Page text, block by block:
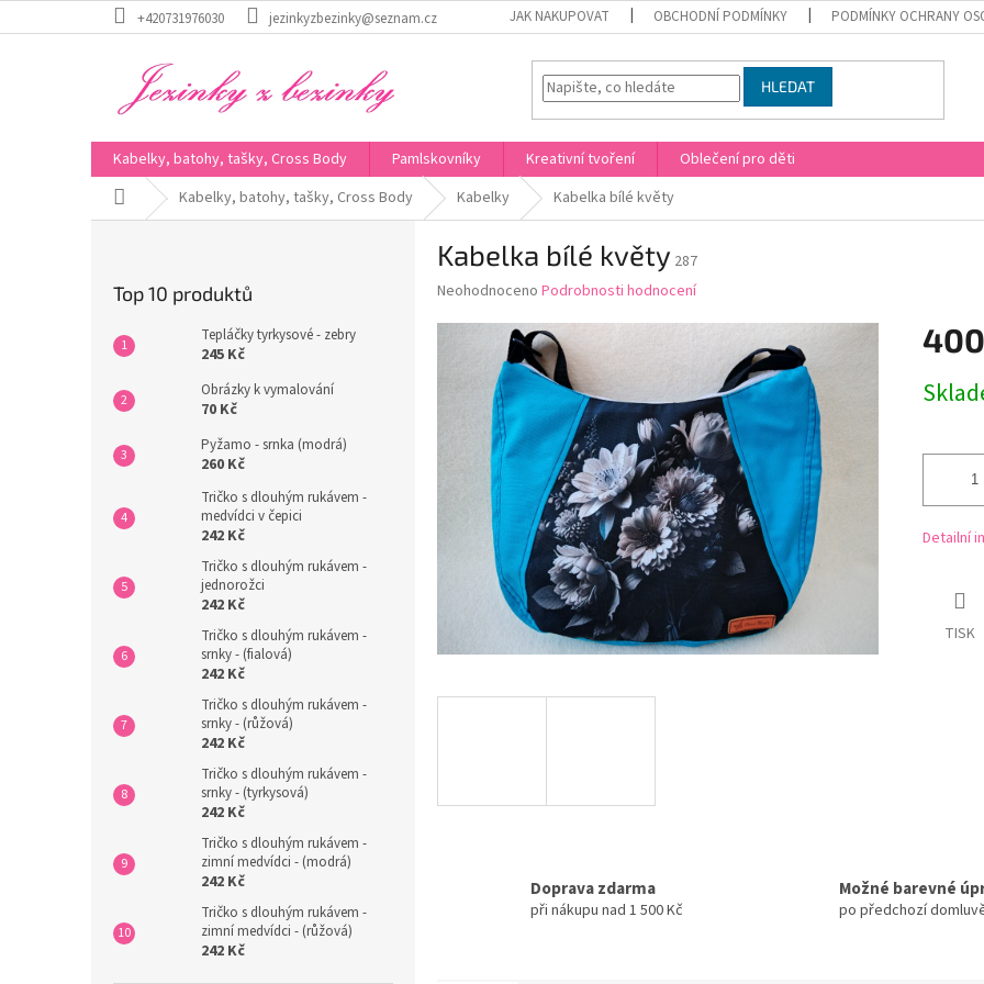
na
+420731976030 jezinkyzbezinky@seznam.cz JAK NAKUPOVAT OBCHODNÍ PODMÍNKY PODMÍNKY OCHRANY
HLEDAT
Kabelky, batohy, tašky, Cross Body Pamlskovníky Kreativní tvoření
Oblečení pro děti
Domů Kabelky, batohy, tašky, Cross Body Kabelky Kabelka bílé květy
Top 10 produktů
Tepláčky tyrkysové - zebry
245 Kč
Obrázky k vymalování
70 Kč
Pyžamo - srnka (modrá)
260 Kč
Tričko s dlouhým rukávem -
medvídci v čepici
242 Kč
Tričko s dlouhým rukávem -
jednorožci
242 Kč
Tričko s dlouhým rukávem -
srnky - (fialová)
242 Kč
Tričko s dlouhým rukávem -
srnky - (růžová)
242 Kč
Tričko s dlouhým rukávem -
srnky - (tyrkysová)
242 Kč
Tričko s dlouhým rukávem -
zimní medvídci - (modrá)
242 Kč
Tričko s dlouhým rukávem -
zimní medvídci - (růžová)
242 Kč
Kabelka bílé květy 287
Průměrné
hvězdiček.
Neohodnoceno Podrobnosti hodnocení
cena:
Detailní
TISK
Doprava zdarma
při nákupu nad 1 500 Kč
Možné barevné
po předchozí